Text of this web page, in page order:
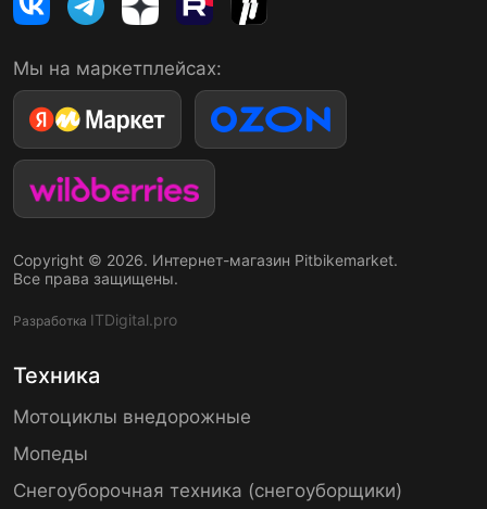
Мы на маркетплейсах:
Copyright © 2026. Интернет-магазин Pitbikemarket.
Все права защищены.
Разработка ITDigital.pro
Техника
Мотоциклы внедорожные
Мопеды
Снегоуборочная техника (снегоуборщики)